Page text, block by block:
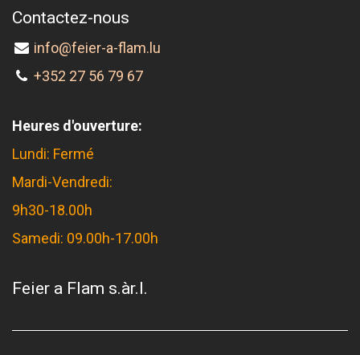
Contactez-nous
info@feier-a-flam.lu
+352 27 56 79 67
Heures d'ouverture:
Lundi: Fermé
Mardi-Vendredi:
9h30-18.00h
Samedi: 09.00h-17.00h
Feier a Flam s.àr.l.